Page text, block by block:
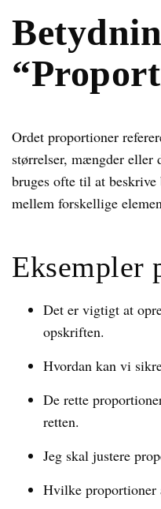
Ordet proportioner
størrelser, mængder
bruges ofte til at
mellem forskellige
Eksempler
Det er vigtigt at
opskriften.
Hvordan kan vi
De rette
retten.
Jeg skal justere
Hvilke proportioner